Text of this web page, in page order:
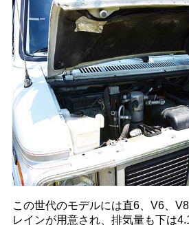
この世代のモデルには直6、V6、
レインが用意され、排気量も下は